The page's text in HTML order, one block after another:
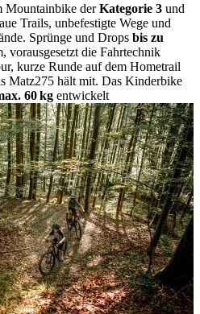
Mountainbike derKategorie 3 und
Trails, unbefestigte Wege und
Sprünge und Drops bis zu
vorausgesetzt die Fahrtechnik
kurze Runde auf dem Hometrail
Matz275 hält mit. Das Kinderbike
60 kg entwickelt